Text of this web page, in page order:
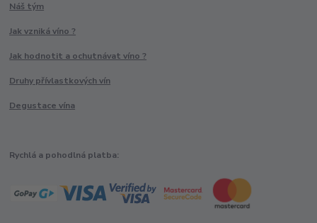
Náš tým
Jak vzniká víno ?
Jak hodnotit a ochutnávat víno ?
Druhy přívlastkových vín
Degustace vína
Rychlá a pohodlná platba: